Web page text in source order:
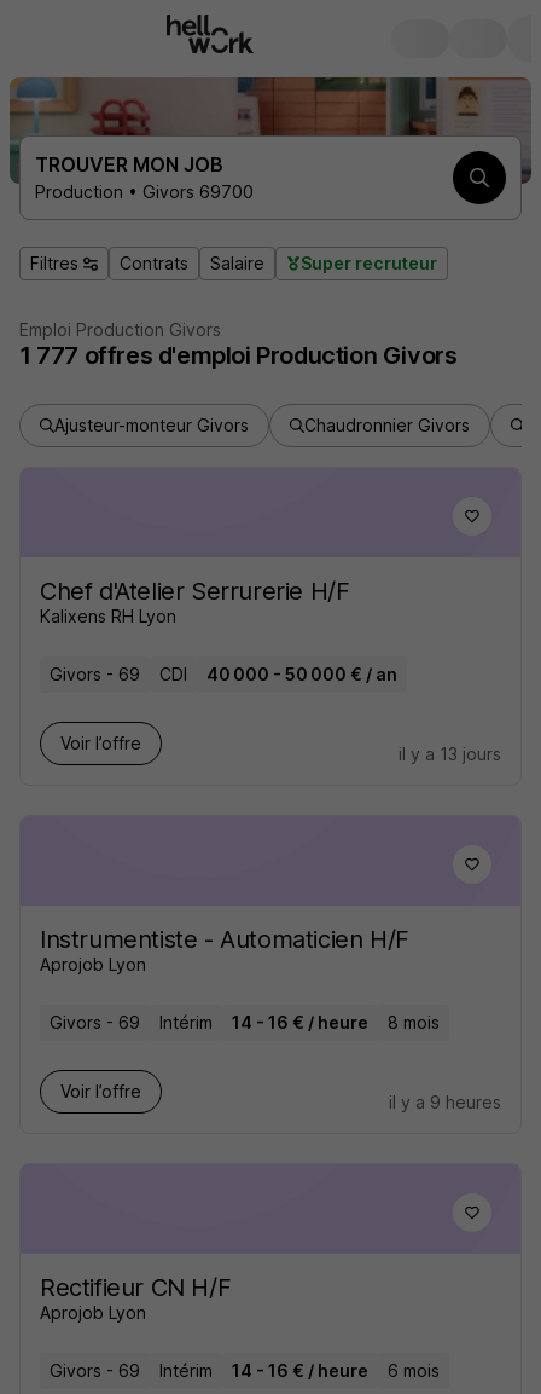
TROUVER MON JOB
Production • Givors 69700
Filtres Contrats Salaire Super recruteur
Emploi Production Givors
1 777 offres d'emploi Production Givors
Ajusteur-monteur Givors Chaudronnier Givors
Chef d'Atelier Serrurerie H/F
Kalixens RH Lyon
Givors - 69 CDI 40 000 - 50 000 € / an
Voir l’offre
il y a 13 jours
Instrumentiste - Automaticien H/F
Aprojob Lyon
Givors - 69 Intérim 14 - 16 € / heure 8 mois
Voir l’offre
il y a 9 heures
Rectifieur CN H/F
Aprojob Lyon
Givors - 69 Intérim 14 - 16 € / heure 6 mois